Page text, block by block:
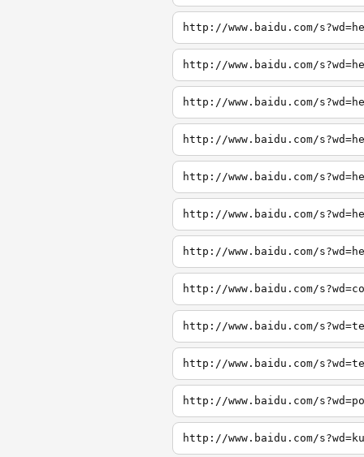
http://www.baidu.com/
http://www.baidu.com/
http://www.baidu.com/
http://www.baidu.com/
http://www.baidu.com/
http://www.baidu.com/
http://www.baidu.com/
http://www.baidu.com/
http://www.baidu.com/
http://www.baidu.com/
http://www.baidu.com/
http://www.baidu.com/